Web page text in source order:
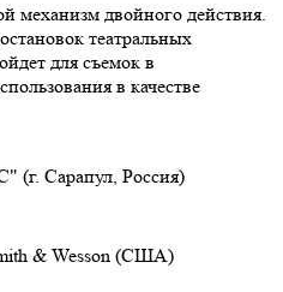
механизм двойного действия.
театральных
для съемок в
в качестве
(г. Сарапул, Россия)
& Wesson (США)